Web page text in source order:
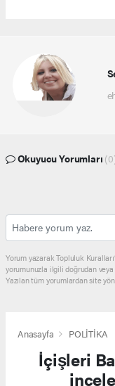
Okuyucu Yorumları
Yorum yazarak Topluluk
yorumunuzla ilgili doğrudan
Yazılan tüm yorumlardan site
Anasayfa POLİTİKA
İçişleri